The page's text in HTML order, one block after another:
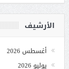
الأرشيف
أغسطس 2026
يوليو 2026